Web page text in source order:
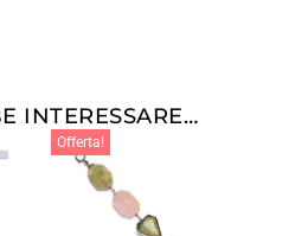
INTERESSARE…
Offerta!